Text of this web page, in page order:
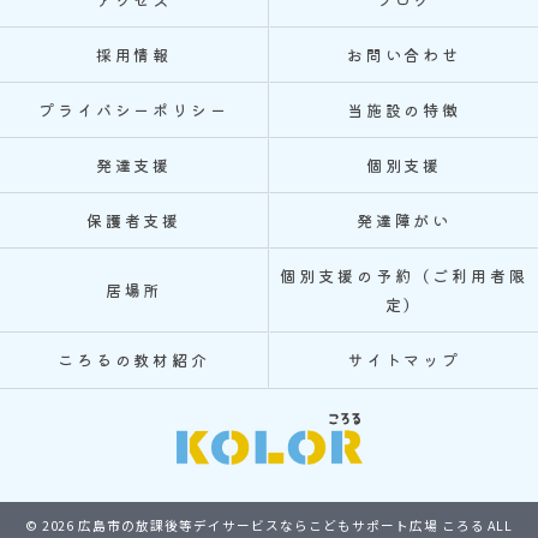
採用情報 お問い合わせ
プライバシーポリシー 当施設の特徴
発達支援 個別支援
保護者支援 発達障がい
居場所
個別支援の予約（ご利用者限
定）
ころるの教材紹介 サイトマップ
© 2026 広島市の放課後等デイサービスならこどもサポート広場 ころる ALL